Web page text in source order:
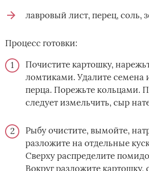
лавровый лист, перец, соль,
Процесс готовки:
Почистите картошку,
ломтиками. Удалите семена
перца. Порежьте кольцами.
следует измельчить, сыр
Рыбу очистите, вымойте,
разложите на отдельные
Сверху распределите
Вокруг разложите картошку,